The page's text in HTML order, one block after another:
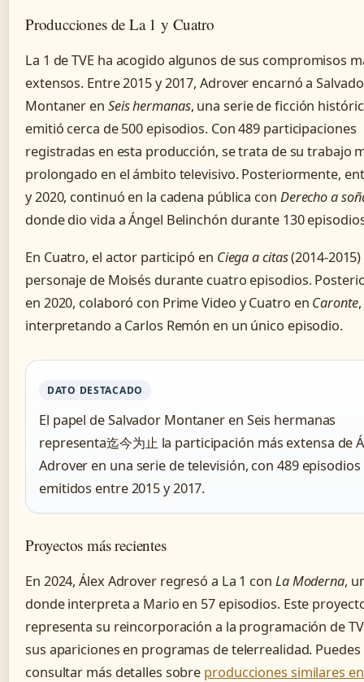
Producciones de La 1 y Cuatro
La 1 de TVE ha acogido algunos de sus compromisos
extensos. Entre 2015 y 2017, Adrover encarnó a
Montaner en Seis hermanas, una serie de ficción
emitió cerca de 500 episodios. Con 489 participaciones
registradas en esta producción, se trata de su trabajo
prolongado en el ámbito televisivo. Posteriormente,
y 2020, continuó en la cadena pública con Derecho a
donde dio vida a Ángel Belinchón durante 130
En Cuatro, el actor participó en Ciega a citas(2014-
personaje de Moisés durante cuatro episodios.
en 2020, colaboró con Prime Video y Cuatro en Caronte,
interpretando a Carlos Remón en un único episodio.
DATO DESTACADO
El papel de Salvador Montaner en Seis hermanas
representa迄今为止 la participación más extensa de
Adrover en una serie de televisión, con 489 episodios
emitidos entre 2015 y 2017.
Proyectos más recientes
En 2024, Álex Adrover regresó a La 1 con La Moderna,
donde interpreta a Mario en 57 episodios. Este
representa su reincorporación a la programación de
sus apariciones en programas de telerrealidad. Puedes
consultar más detalles sobre producciones similares